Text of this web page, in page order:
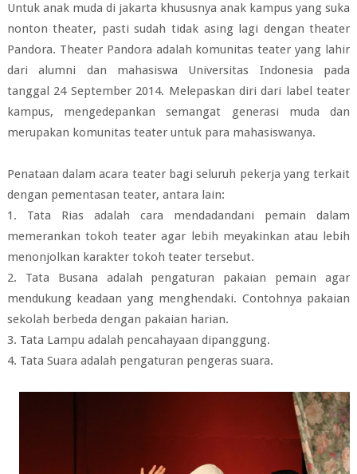
Untuk anak muda di jakarta khususnya anak kampus yang suka
nonton theater, pasti sudah tidak asing lagi dengan theater
Pandora. Theater Pandora adalah komunitas teater yang lahir
dari alumni dan mahasiswa Universitas Indonesia pada
tanggal 24 September 2014. Melepaskan diri dari label teater
kampus, mengedepankan semangat generasi muda dan
merupakan komunitas teater untuk para mahasiswanya.
Penataan dalam acara teater bagi seluruh pekerja yang terkait
dengan pementasan teater, antara lain:
1. Tata Rias adalah cara mendadandani pemain dalam
memerankan tokoh teater agar lebih meyakinkan atau lebih
menonjolkan karakter tokoh teater tersebut.
2. Tata Busana adalah pengaturan pakaian pemain agar
mendukung keadaan yang menghendaki. Contohnya pakaian
sekolah berbeda dengan pakaian harian.
3. Tata Lampu adalah pencahayaan dipanggung.
4. Tata Suara adalah pengaturan pengeras suara.